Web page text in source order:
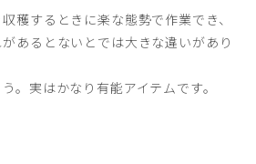
穫するときに楽な態勢で作業でき、
あるとないとでは大きな違いがあり
。実はかなり有能アイテムです。